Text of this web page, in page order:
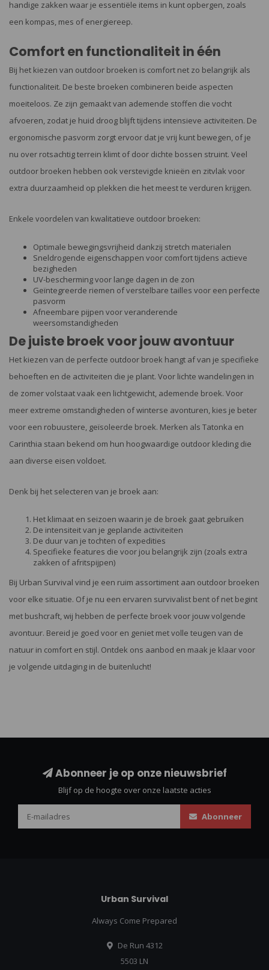
handige zakken waar je essentiële items in kunt opbergen, zoals
een kompas, mes of energiereep.
Comfort en functionaliteit in één
Bij het kiezen van outdoor broeken is comfort net zo belangrijk als
functionaliteit. De beste broeken combineren beide aspecten
moeiteloos. Ze zijn gemaakt van ademende stoffen die vocht
afvoeren, zodat je huid droog blijft tijdens intensieve activiteiten. De
ergonomische pasvorm zorgt ervoor dat je vrij kunt bewegen, of je
nu over rotsachtig terrein klimt of door dichte bossen struint. Veel
outdoor broeken hebben ook verstevigde knieën en zitvlak voor
extra duurzaamheid op plekken die het meest te verduren krijgen.
Enkele voordelen van kwalitatieve outdoor broeken:
Optimale bewegingsvrijheid dankzij stretch materialen
Sneldrogende eigenschappen voor comfort tijdens actieve
bezigheden
UV-bescherming voor lange dagen in de zon
Geïntegreerde riemen of verstelbare tailles voor een perfecte
pasvorm
Afneembare pijpen voor veranderende
weersomstandigheden
De juiste broek voor jouw avontuur
Het kiezen van de perfecte outdoor broek hangt af van je specifieke
behoeften en de activiteiten die je plant. Voor lichte wandelingen in
de zomer volstaat vaak een lichtgewicht, ademende broek. Voor
meer extreme omstandigheden of winterse avonturen, kies je beter
voor een robuustere, geïsoleerde broek. Merken als Tatonka en
Carinthia staan bekend om hun hoogwaardige outdoor kleding die
aan diverse eisen voldoet.
Denk bij het selecteren van je broek aan:
Het klimaat en seizoen waarin je de broek gaat gebruiken
De intensiteit van je geplande activiteiten
De duur van je tochten of expedities
Specifieke features die voor jou belangrijk zijn (zoals extra
zakken of afritspijpen)
Bij Urban Survival vind je een ruim assortiment aan outdoor broeken
voor elke situatie. Of je nu een ervaren survivalist bent of net begint
met bushcraft, wij hebben de perfecte broek voor jouw volgende
avontuur. Bereid je goed voor en geniet met volle teugen van de
natuur in comfort en stijl. Ontdek ons aanbod en maak je klaar voor
je volgende uitdaging in de buitenlucht!
Abonneer je op onze nieuwsbrief
Blijf op de hoogte over onze laatste acties
Abonneer
Urban Survival
Always Come Prepared
De Run 4312
5503 LN